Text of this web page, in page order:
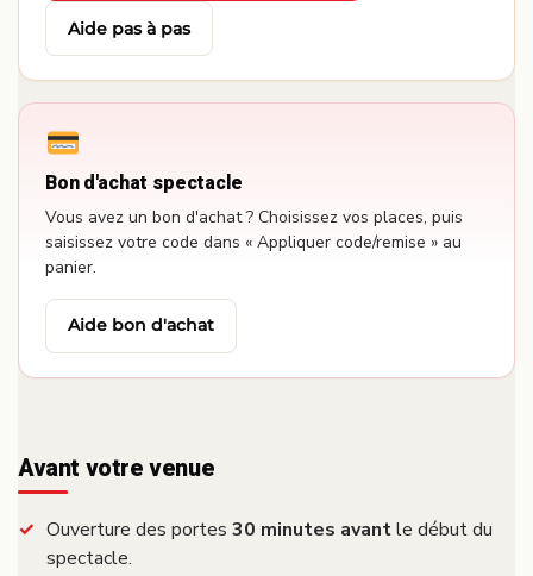
· Aide pas à pas
Bon d'achat spectacle
Vous avez un bon d'achat ? Choisissez vos places, puis
saisissez votre code dans « Appliquer code/remise » au
panier.
Aide bon d'achat
Avant votre venue
Ouverture des portes 30 minutes avantle début du
spectacle.